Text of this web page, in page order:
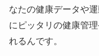
なたの健康データや
にピッタリの健康管
れるんです。